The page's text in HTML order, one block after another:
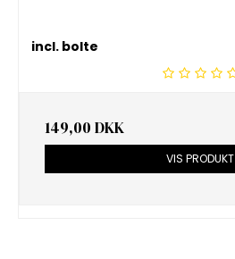
incl. bolte
149,00 DKK
VIS PRODUKT